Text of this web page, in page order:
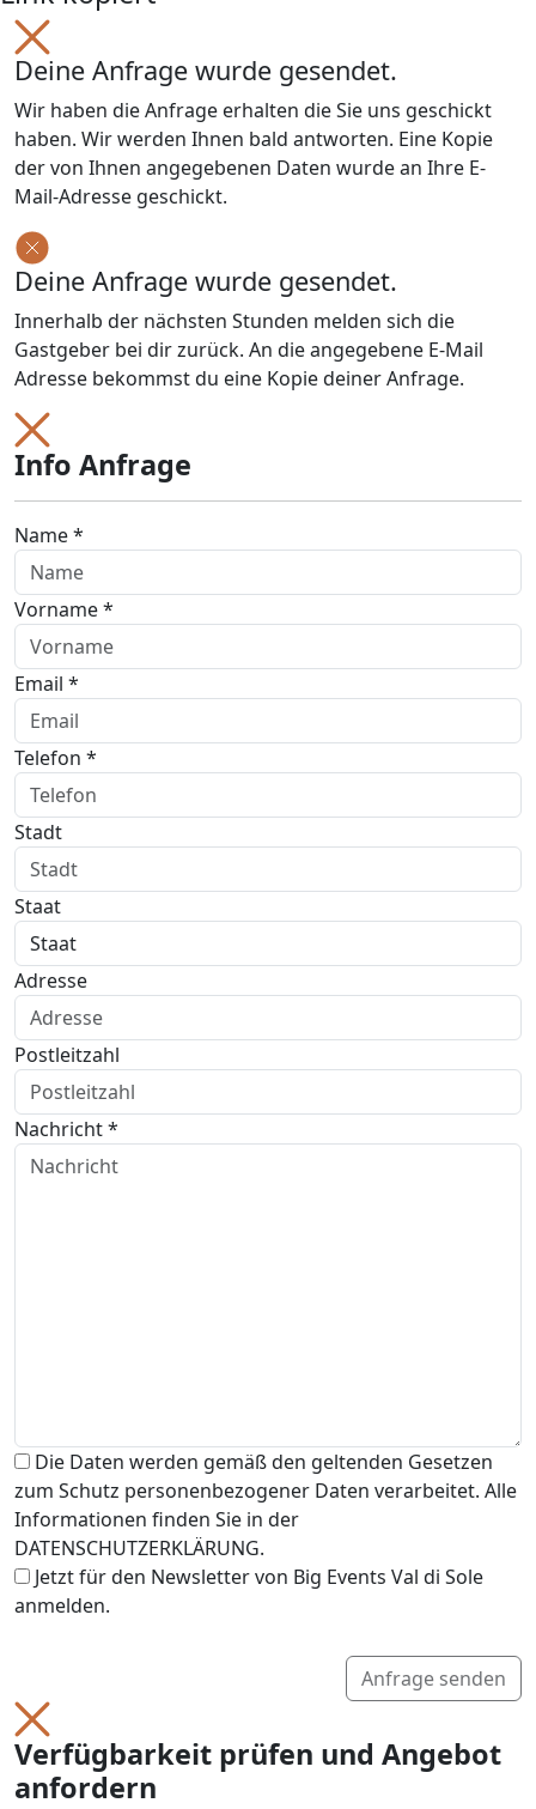
Deine Anfrage wurde gesendet.
Wir haben die Anfrage erhalten die Sie uns geschickt
haben. Wir werden Ihnen bald antworten. Eine Kopie
der von Ihnen angegebenen Daten wurde an Ihre E-
Mail-Adresse geschickt.
Deine Anfrage wurde gesendet.
Innerhalb der nächsten Stunden melden sich die
Gastgeber bei dir zurück. An die angegebene E-Mail
Adresse bekommst du eine Kopie deiner Anfrage.
Info Anfrage
Name *
Vorname *
Email *
Telefon *
Stadt
Staat
Adresse
Postleitzahl
Nachricht *
Die Daten werden gemäß den geltenden Gesetzen
zum Schutz personenbezogener Daten verarbeitet. Alle
Informationen finden Sie in der
DATENSCHUTZERKLÄRUNG.
Jetzt für den Newsletter von Big Events Val di Sole
anmelden.
Anfrage senden
Verfügbarkeit prüfen und Angebot
anfordern